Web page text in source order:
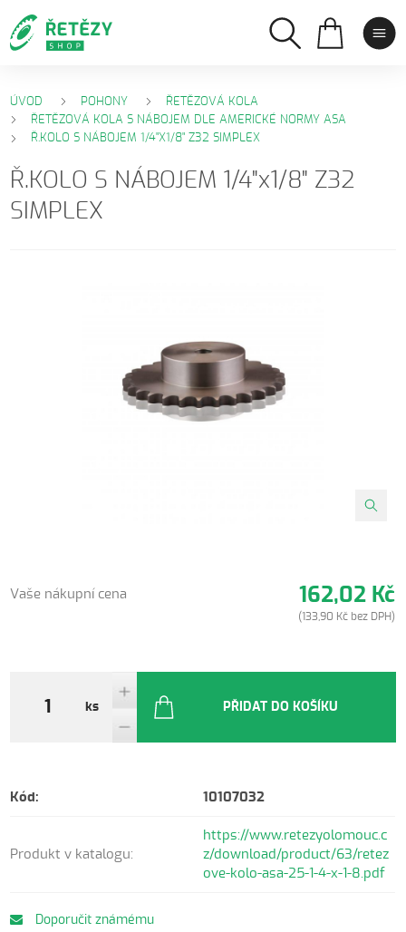
ÚVOD POHONY
ŘETĚZOVÁ KOLA
ŘETĚZOVÁ KOLA S NÁBOJEM DLE AMERICKÉ NORMY ASA
Ř.KOLO S NÁBOJEM 1/4"X1/8" Z32 SIMPLEX
Ř.KOLO S NÁBOJEM 1/4"x1/8" Z32
SIMPLEX
Vaše nákupní cena 162,02 Kč
(133,90 Kč bez DPH)
ks PŘIDAT DO KOŠÍKU
Kód: 10107032
Produkt v katalogu:
https://www.retezyolomouc.c
z/download/product/63/retez
ove-kolo-asa-25-1-4-x-1-8.pdf
Doporučit známému